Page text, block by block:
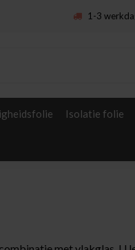
1-3
Isolatie folie